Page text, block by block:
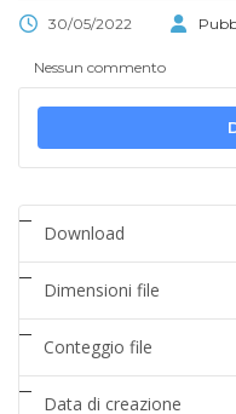
30/05/2022
Nessun commento
Download
Dimensioni file
Conteggio file
Data di creazione